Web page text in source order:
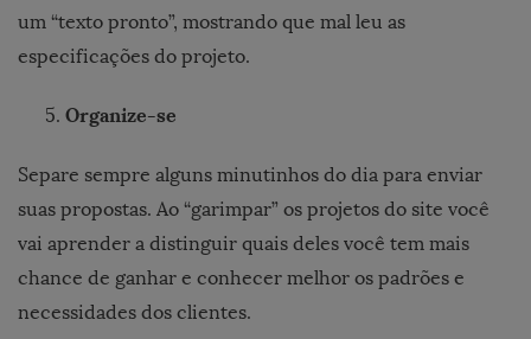
um “texto pronto”, mostrando que mal leu as
especificações do projeto.
Organize-se
Separe sempre alguns minutinhos do dia para enviar
suas propostas. Ao “garimpar” os projetos do site você
vai aprender a distinguir quais deles você tem mais
chance de ganhar e conhecer melhor os padrões e
necessidades dos clientes.